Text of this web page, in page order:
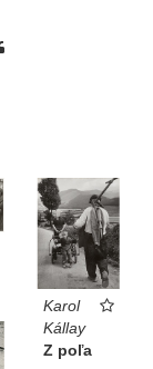
Karol
Kállay
Z poľa